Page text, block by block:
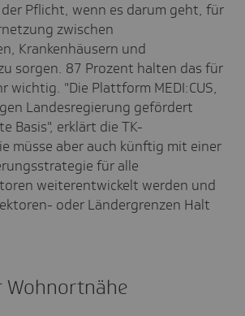
Pflicht, wenn es darum geht, für
zwischen
Krankenhäusern und
sorgen. 87 Prozent halten das für
wichtig. "Die Plattform MEDI:CUS,
Landesregierung gefördert
Basis", erklärt die TK-
müsse aber auch künftig mit einer
für alle
weiterentwickelt werden und
oder Ländergrenzen Halt
Wohnortnähe